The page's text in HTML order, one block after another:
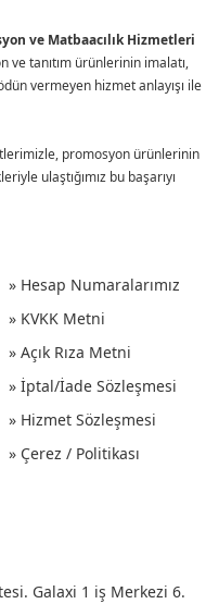
ve Matbaacılık Hizmetleri
ve tanıtım ürünlerinin imalatı,
vermeyen hizmet anlayışı ile
promosyon ürünlerinin
ulaştığımız bu başarıyı
» Hesap Numaralarımız
» KVKK Metni
» Açık Rıza Metni
» İptal/İade Sözleşmesi
» Hizmet Sözleşmesi
» Çerez / Politikası
Galaxi 1 iş Merkezi 6.